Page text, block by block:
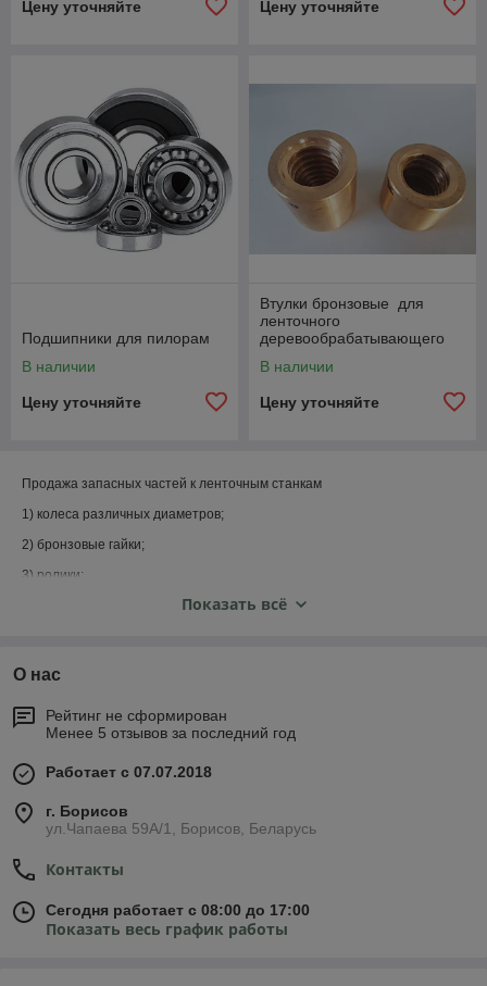
Цену уточняйте Цену уточняйте
Подшипники для пилорам
В наличии
Цену уточняйте
Втулки бронзовые для
ленточного
деревообрабатывающего
В наличии
Цену уточняйте
Продажа запасных частей к ленточным станкам
1) колеса различных диаметров;
2) бронзовые гайки;
3) ролики;
6) Ремни
абсолютно все запчасти.
Показать всё
О нас
Рейтинг не сформирован
Менее 5 отзывов за последний год
Работает с 07.07.2018
г. Борисов
ул.Чапаева 59А/1, Борисов, Беларусь
Контакты
Сегодня работает с 08:00 до 17:00
Показать весь график работы